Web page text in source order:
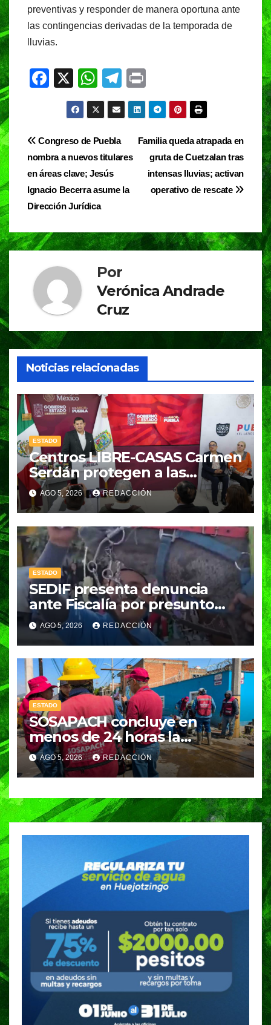
preventivas y responder de manera oportuna ante
las contingencias derivadas de la temporada de
lluvias.
F
e
b
o
o
k
X
W
h
at
s
A
p
p
T
el
e
gr
a
in
t
Navegación
de
entradas
Familia queda atrapada en
gruta de Cuetzalan tras
intensas lluvias; activan
operativo de rescate
Congreso de Puebla
nombra a nuevos titulares
en áreas clave; Jesús
Ignacio Becerra asume la
Dirección Jurídica
Por
Verónica Andrade
Cruz
Noticias relacionadas
ESTADO
Centros LIBRE-CASAS Carmen
Serdán protegen a las
mujeres con atención
inmediata y disminuyen
feminicidios
AGO 5, 2026 REDACCIÓN
ESTADO
SEDIF presenta denuncia
ante Fiscalía por presunto
caso de maltrato animal
AGO 5, 2026 REDACCIÓN
ESTADO
SOSAPACH concluye en
menos de 24 horas la
reparación de una fuga en la
red de distribución de agua
potable
AGO 5, 2026 REDACCIÓN